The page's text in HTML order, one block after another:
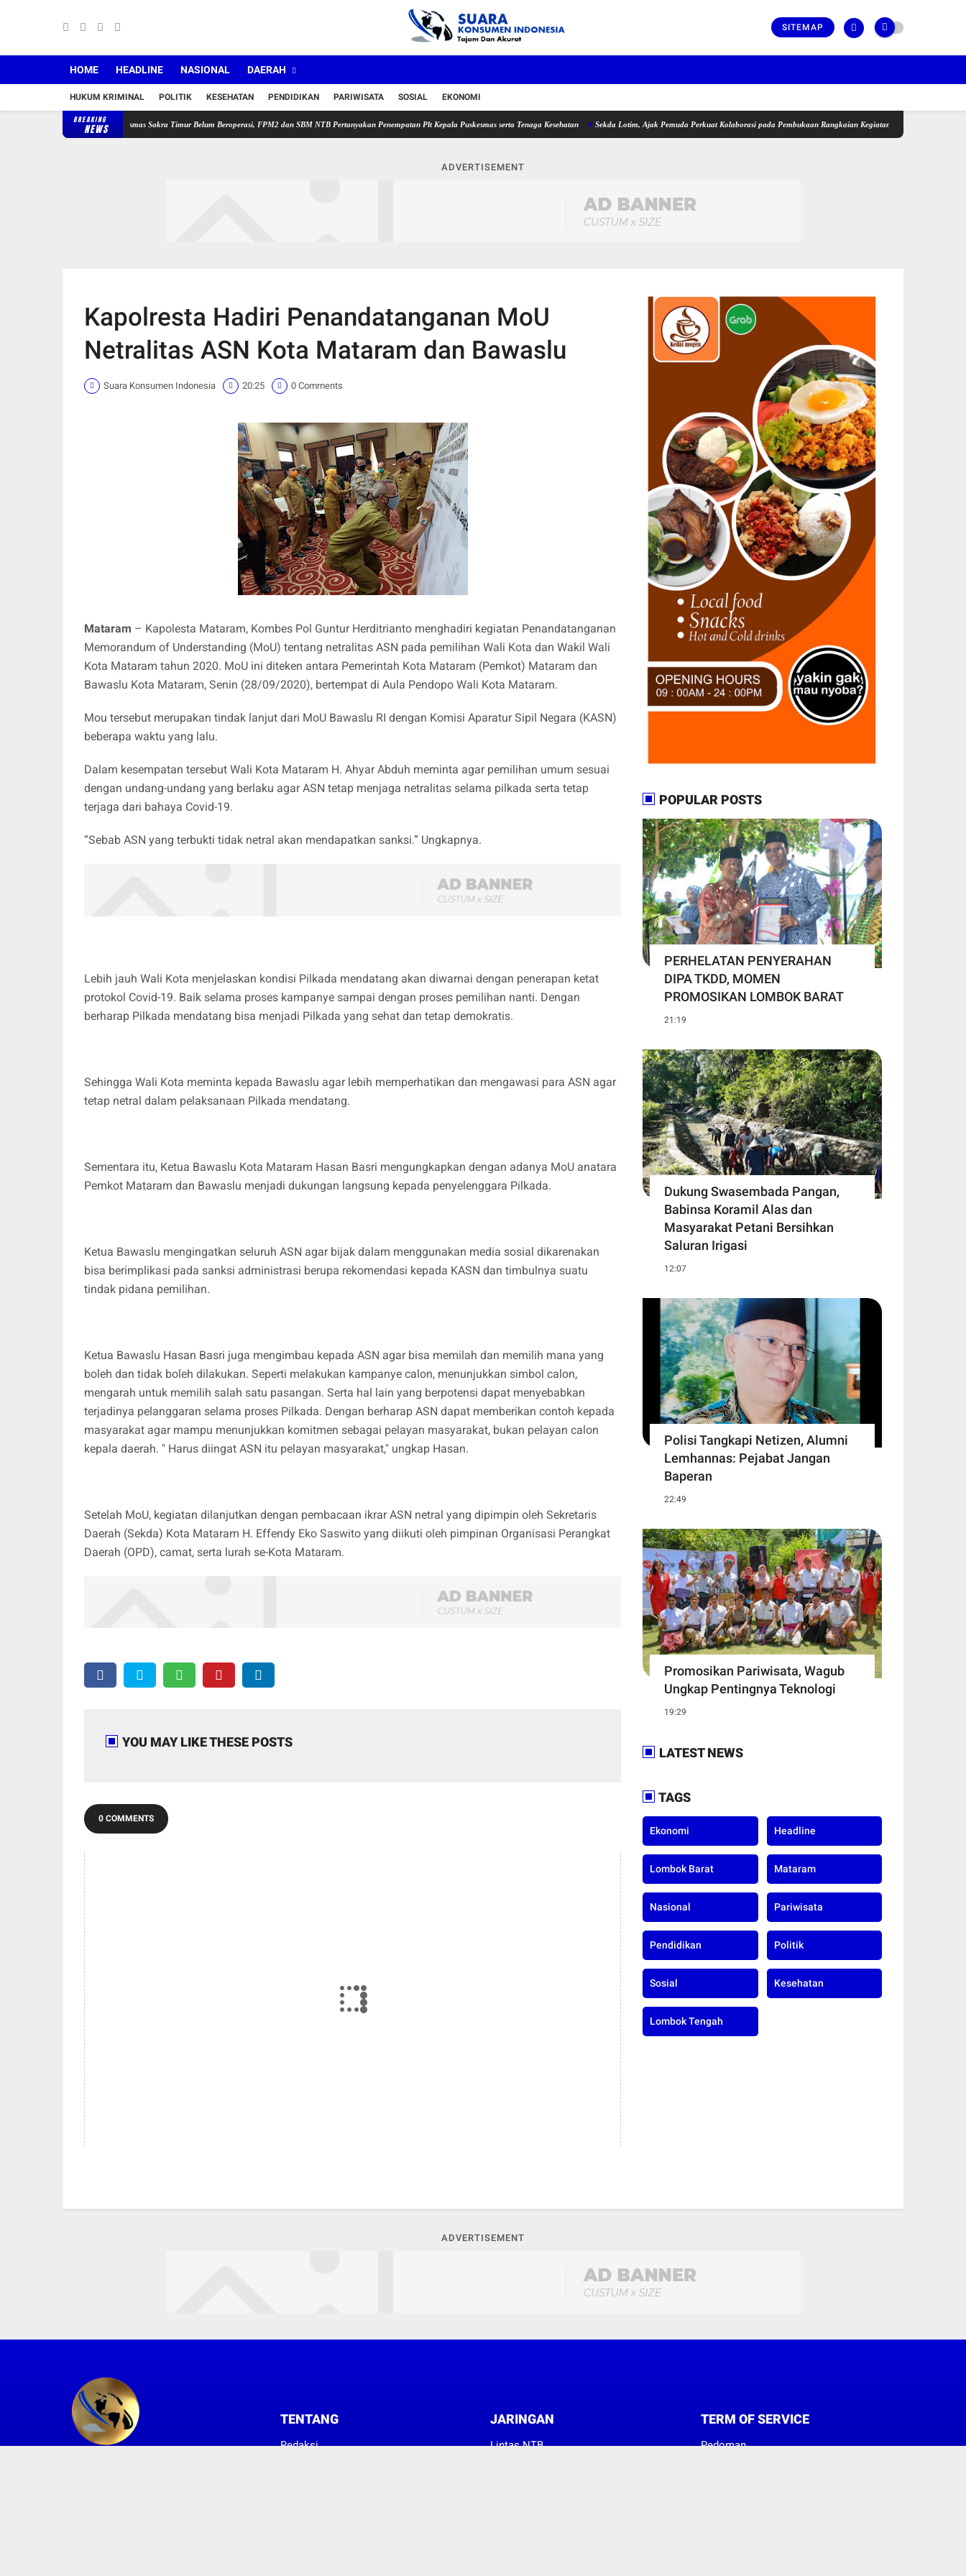
SITEMAP
HOME HEADLINE NASIONAL DAERAH
HUKUM KRIMINAL POLITIK KESEHATAN PENDIDIKAN PARIWISATA SOSIAL EKONOMI
BREAKING
NEWS
Puskesmas Sakra Timur Belum Beroperasi, FPM2 dan SBM NTB Pertanyakan Penempatan Plt Kepala Puskesmas serta Tenaga Kesehatan Sekda Lotim, Ajak Pemuda Perkuat Kolaborasi pada Pembukaan Rangkaian Kegiatan Menyambut HUT ke-81
ADVERTISEMENT
Kapolresta Hadiri Penandatanganan MoU
Netralitas ASN Kota Mataram dan Bawaslu
Suara Konsumen Indonesia 20:25 0 Comments
Mataram – Kapolesta Mataram, Kombes Pol Guntur Herditrianto menghadiri kegiatan Penandatanganan
Memorandum of Understanding (MoU) tentang netralitas ASN pada pemilihan Wali Kota dan Wakil Wali
Kota Mataram tahun 2020. MoU ini diteken antara Pemerintah Kota Mataram (Pemkot) Mataram dan
Bawaslu Kota Mataram, Senin (28/09/2020), bertempat di Aula Pendopo Wali Kota Mataram.
Mou tersebut merupakan tindak lanjut dari MoU Bawaslu RI dengan Komisi Aparatur Sipil Negara (KASN)
beberapa waktu yang lalu.
Dalam kesempatan tersebut Wali Kota Mataram H. Ahyar Abduh meminta agar pemilihan umum sesuai
dengan undang-undang yang berlaku agar ASN tetap menjaga netralitas selama pilkada serta tetap
terjaga dari bahaya Covid-19.
“Sebab ASN yang terbukti tidak netral akan mendapatkan sanksi.” Ungkapnya.
Lebih jauh Wali Kota menjelaskan kondisi Pilkada mendatang akan diwarnai dengan penerapan ketat
protokol Covid-19. Baik selama proses kampanye sampai dengan proses pemilihan nanti. Dengan
berharap Pilkada mendatang bisa menjadi Pilkada yang sehat dan tetap demokratis.
Sehingga Wali Kota meminta kepada Bawaslu agar lebih memperhatikan dan mengawasi para ASN agar
tetap netral dalam pelaksanaan Pilkada mendatang.
Sementara itu, Ketua Bawaslu Kota Mataram Hasan Basri mengungkapkan dengan adanya MoU anatara
Pemkot Mataram dan Bawaslu menjadi dukungan langsung kepada penyelenggara Pilkada.
Ketua Bawaslu mengingatkan seluruh ASN agar bijak dalam menggunakan media sosial dikarenakan
bisa berimplikasi pada sanksi administrasi berupa rekomendasi kepada KASN dan timbulnya suatu
tindak pidana pemilihan.
Ketua Bawaslu Hasan Basri juga mengimbau kepada ASN agar bisa memilah dan memilih mana yang
boleh dan tidak boleh dilakukan. Seperti melakukan kampanye calon, menunjukkan simbol calon,
mengarah untuk memilih salah satu pasangan. Serta hal lain yang berpotensi dapat menyebabkan
terjadinya pelanggaran selama proses Pilkada. Dengan berharap ASN dapat memberikan contoh kepada
masyarakat agar mampu menunjukkan komitmen sebagai pelayan masyarakat, bukan pelayan calon
kepala daerah. " Harus diingat ASN itu pelayan masyarakat," ungkap Hasan.
Setelah MoU, kegiatan dilanjutkan dengan pembacaan ikrar ASN netral yang dipimpin oleh Sekretaris
Daerah (Sekda) Kota Mataram H. Effendy Eko Saswito yang diikuti oleh pimpinan Organisasi Perangkat
Daerah (OPD), camat, serta lurah se-Kota Mataram.
YOU MAY LIKE THESE POSTS
0 COMMENTS
POPULAR POSTS
PERHELATAN PENYERAHAN
DIPA TKDD, MOMEN
PROMOSIKAN LOMBOK BARAT
21:19
Dukung Swasembada Pangan,
Babinsa Koramil Alas dan
Masyarakat Petani Bersihkan
Saluran Irigasi
12:07
Polisi Tangkapi Netizen, Alumni
Lemhannas: Pejabat Jangan
Baperan
22:49
Promosikan Pariwisata, Wagub
Ungkap Pentingnya Teknologi
19:29
LATEST NEWS
TAGS
Ekonomi Headline
Lombok Barat Mataram
Nasional Pariwisata
Pendidikan Politik
Sosial Kesehatan
Lombok Tengah
ADVERTISEMENT
TENTANG
Redaksi
JARINGAN
Lintas NTB
TERM OF SERVICE
Pedoman